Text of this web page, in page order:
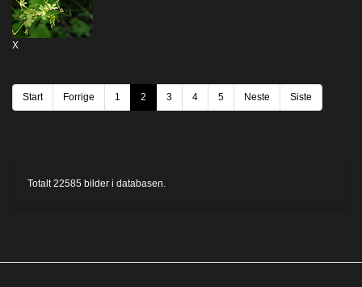
X
Start Forrige 1 2 3 4 5 Neste Siste
Totalt 22585 bilder i databasen.